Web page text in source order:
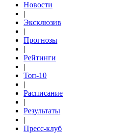
Новости
|
Эксклюзив
|
Прогнозы
|
Рейтинги
|
Топ-10
|
Расписание
|
Результаты
|
Пресс-клуб